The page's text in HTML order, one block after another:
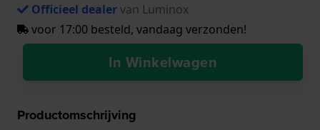
Officieel dealervan Luminox
voor 17:00 besteld, vandaag verzonden!
In Winkelwagen
Productomschrijving